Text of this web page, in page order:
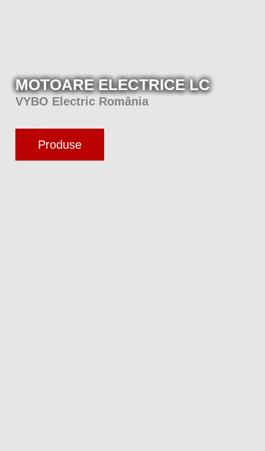
MOTOARE ELECTRICE LC
VYBO Electric România
Produse